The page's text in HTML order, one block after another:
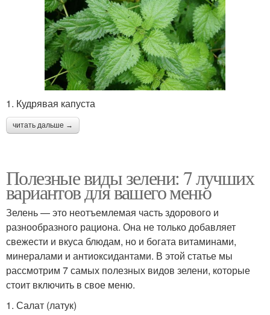
1. Кудрявая капуста
читать дальше →
Полезные виды зелени: 7 лучших
вариантов для вашего меню
Зелень — это неотъемлемая часть здорового и
разнообразного рациона. Она не только добавляет
свежести и вкуса блюдам, но и богата витаминами,
минералами и антиоксидантами. В этой статье мы
рассмотрим 7 самых полезных видов зелени, которые
стоит включить в свое меню.
1. Салат (латук)